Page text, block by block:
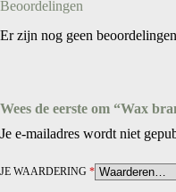
Beoordelingen
Er zijn nog geen
Wees de eerste om “Wax
Je e-mailadres wordt niet
JE WAARDERING *